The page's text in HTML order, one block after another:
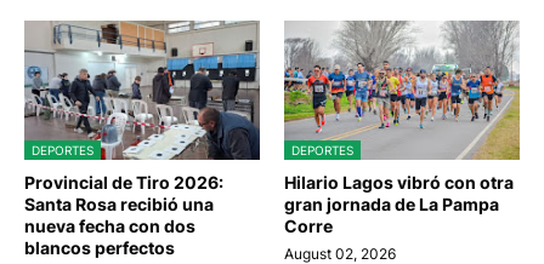
DEPORTES
Provincial de Tiro 2026:
Santa Rosa recibió una
nueva fecha con dos
blancos perfectos
DEPORTES
Hilario Lagos vibró con otra
gran jornada de La Pampa
Corre
August 02, 2026